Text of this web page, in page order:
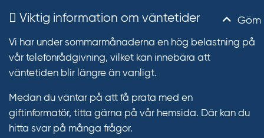
Göm
Viktig information om väntetider
Vi har under sommarmånaderna en hög belastning på
vår telefonrådgivning, vilket kan innebära att
väntetiden blir längre än vanligt.
Medan du väntar på att få prata med en
giftinformatör, titta gärna på vår hemsida. Där kan du
hitta svar på många frågor.